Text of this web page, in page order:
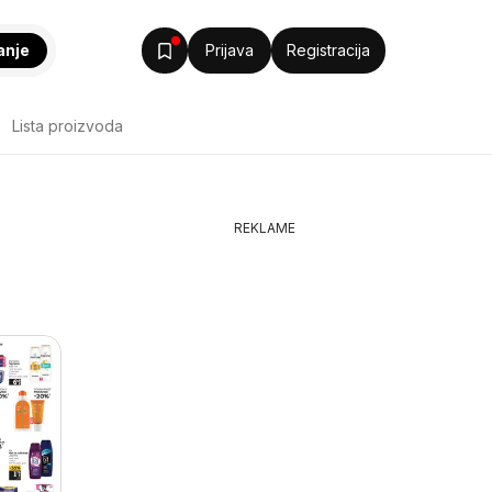
Prijava Registracija
Lista proizvoda
REKLAME